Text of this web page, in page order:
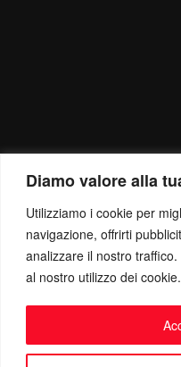
Diamo valore alla
Utilizziamo i cookie per
navigazione, offrirti
analizzare il nostro traffico.
al nostro utilizzo dei cookie.